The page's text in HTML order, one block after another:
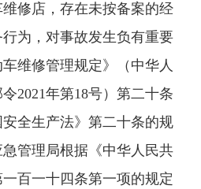
修店，存在未按备案的经
为，对事故发生负有重要
维修管理规定》（中华人
2021年第18号）第二十条
全生产法》第二十条的规
管理局根据《中华人民共
百一十四条第一项的规定